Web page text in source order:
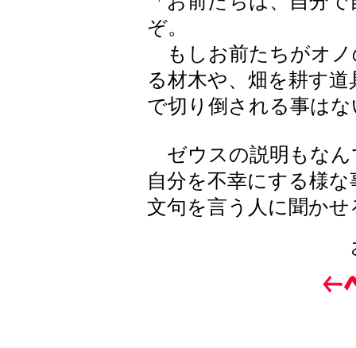
ぞ。
もしお前たちがオノ
る材木や、畑を耕す
で切り倒される事は
ゼウスの説明もなん
自分を不幸にする様
文句を言う人に聞か